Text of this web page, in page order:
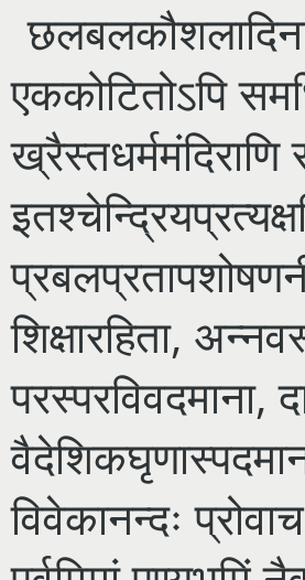
एककोटितोऽपि
शिक्षारहिता,
परस्परविवदमाना,
विवेकानन्दः